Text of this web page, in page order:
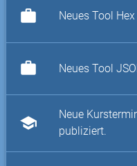
work Neues Tool
work Neues Tool
school
Neue
publiziert.